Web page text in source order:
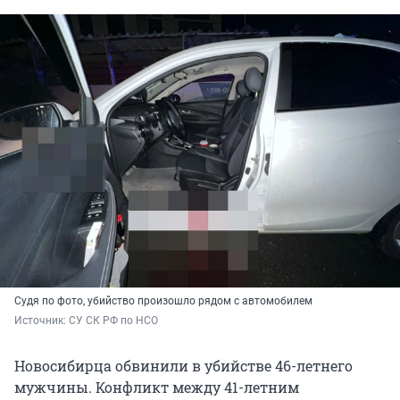
Судя по фото, убийство произошло рядом с автомобилем
Источник: СУ СК РФ по НСО
Новосибирца обвинили в убийстве 46-летнего
мужчины. Конфликт между 41-летним